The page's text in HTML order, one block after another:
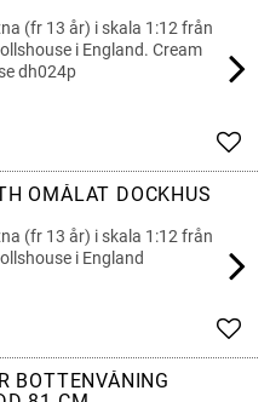
(fr 13 år) i skala 1:12 från
i England. Cream
dh024p
Add
OMÅLAT DOCKHUS
(fr 13 år) i skala 1:12 från
i England
Add
BOTTENVÅNING